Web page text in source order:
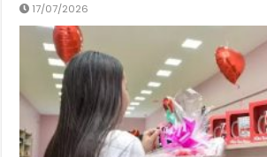
17/07/2026